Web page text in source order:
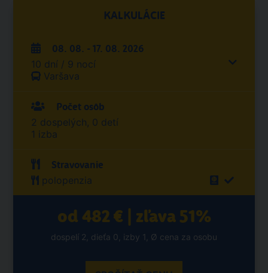
KALKULÁCIE
08. 08. - 17. 08. 2026
10 dní / 9 nocí
Varšava
Počet osôb
2 dospelých, 0 detí
1 izba
Stravovanie
polopenzia
od 482 € | zľava 51%
dospelí 2, dieťa 0, izby 1, Ø cena za osobu